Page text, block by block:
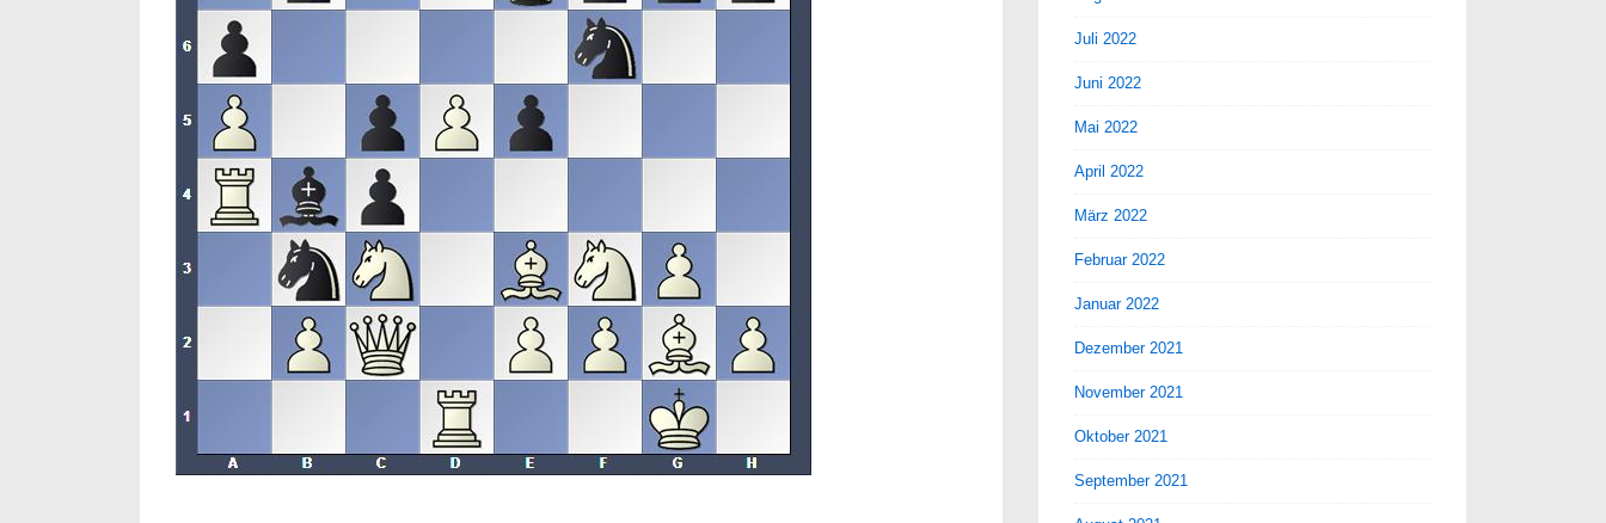
Juli 2022
Juni 2022
Mai 2022
April 2022
März 2022
Februar 2022
Januar 2022
Dezember 2021
November 2021
Oktober 2021
September 2021